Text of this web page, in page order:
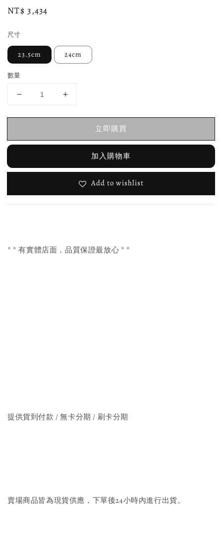
Regular
NT$ 3,434
尺寸
23.5cm 24cm
數量
立即購買
加入購物車
Add to wishlist
* * 有實體店面，品質保證最放心 * *
提供貨到付款 / 無卡分期 / 刷卡分期
賣場商品皆為現貨供應，下單後24小時內進行出貨。